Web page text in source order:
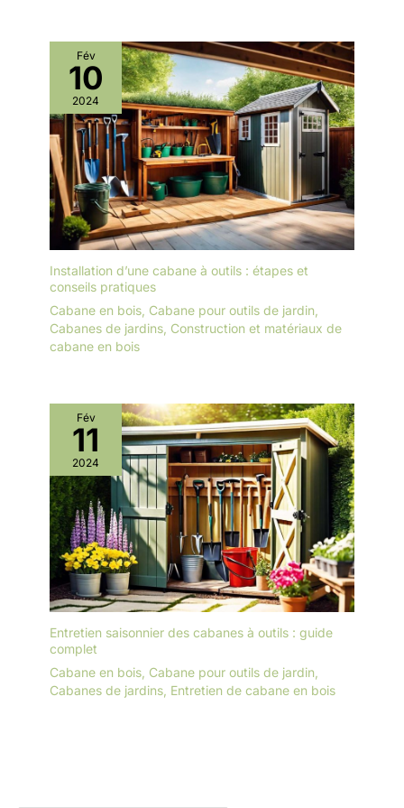
Fév
10
2024
Installation d’une cabane à outils : étapes et
conseils pratiques
Cabane en bois Cabane pour outils de jardin
Cabanes de jardins Construction et matériaux de
cabane en bois
Fév
11
2024
Entretien saisonnier des cabanes à outils : guide
complet
Cabane en bois Cabane pour outils de jardin
Cabanes de jardins Entretien de cabane en bois